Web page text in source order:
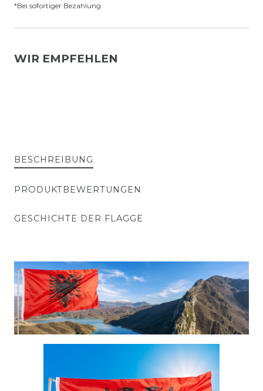
*Bei sofortiger Bezahlung
WIR EMPFEHLEN
BESCHREIBUNG
PRODUKTBEWERTUNGEN
GESCHICHTE DER FLAGGE